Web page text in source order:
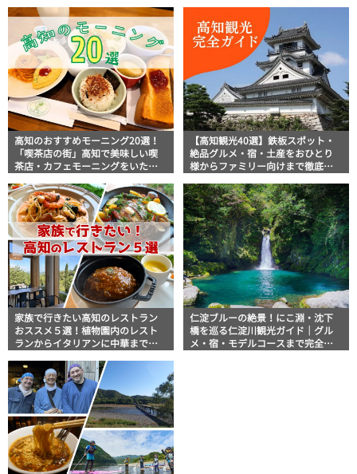
高知のおすすめモーニング20選！
「喫茶店の街」高知で美味しい喫
茶店・カフェモーニングをいただ
【高知観光40選】鉄板スポット・
絶品グルメ・宿・土産をおひとり
様からファミリー向けまで徹底解
家族で行きたい高知のレストラン
おススメ５選！植物園内のレスト
ランからイタリアンに中華まで楽
仁淀ブルーの絶景！にこ淵・沈下
橋を巡る仁淀川観光ガイド｜グル
メ・宿・モデルコースまで完全網